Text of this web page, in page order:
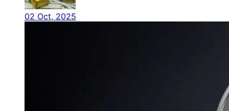
02 Oct, 2025